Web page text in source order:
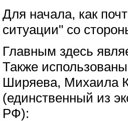
Для начала, как
ситуации" со
Главным здесь
Также
Ширяева, Михаила
(единственный из
РФ):